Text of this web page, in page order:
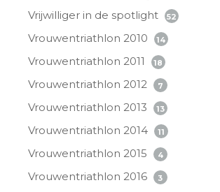
Vrijwilliger in de spotlight 52
Vrouwentriathlon 2010 14
Vrouwentriathlon 2011 18
Vrouwentriathlon 2012 7
Vrouwentriathlon 2013 13
Vrouwentriathlon 2014 11
Vrouwentriathlon 2015 4
Vrouwentriathlon 2016 3